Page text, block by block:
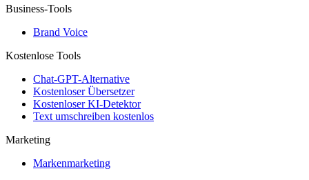
Business-Tools
Brand Voice
Kostenlose Tools
Chat-GPT-Alternative
Kostenloser Übersetzer
Kostenloser KI-Detektor
Text umschreiben kostenlos
Marketing
Markenmarketing